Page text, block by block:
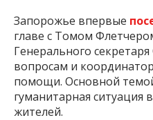
Запорожье впервые
главе с Томом
Генерального
вопросам и
помощи. Основной
гуманитарная ситуация
жителей.